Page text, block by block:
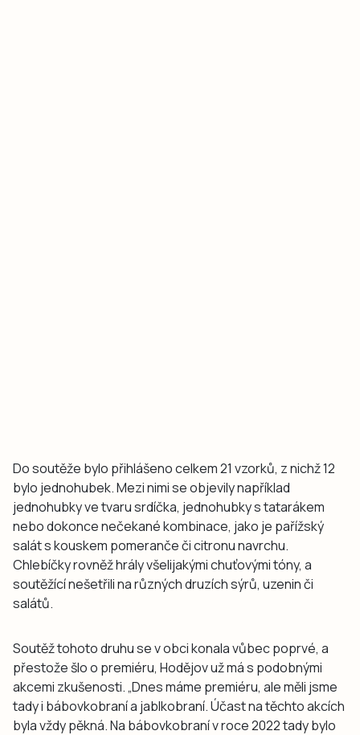
Do soutěže bylo přihlášeno celkem 21 vzorků, z nichž 12
bylo jednohubek. Mezi nimi se objevily například
jednohubky ve tvaru srdíčka, jednohubky s tatarákem
nebo dokonce nečekané kombinace, jako je pařížský
salát s kouskem pomeranče či citronu navrchu.
Chlebíčky rovněž hrály všelijakými chuťovými tóny, a
soutěžící nešetřili na různých druzích sýrů, uzenin či
salátů.
Soutěž tohoto druhu se v obci konala vůbec poprvé, a
přestože šlo o premiéru, Hodějov už má s podobnými
akcemi zkušenosti. „Dnes máme premiéru, ale měli jsme
tady i bábovkobraní a jablkobraní. Účast na těchto akcích
byla vždy pěkná. Na bábovkobraní v roce 2022 tady bylo